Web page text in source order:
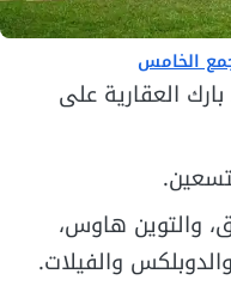
الخامس
العقارية على
والتوين هاوس،
والفيلات.